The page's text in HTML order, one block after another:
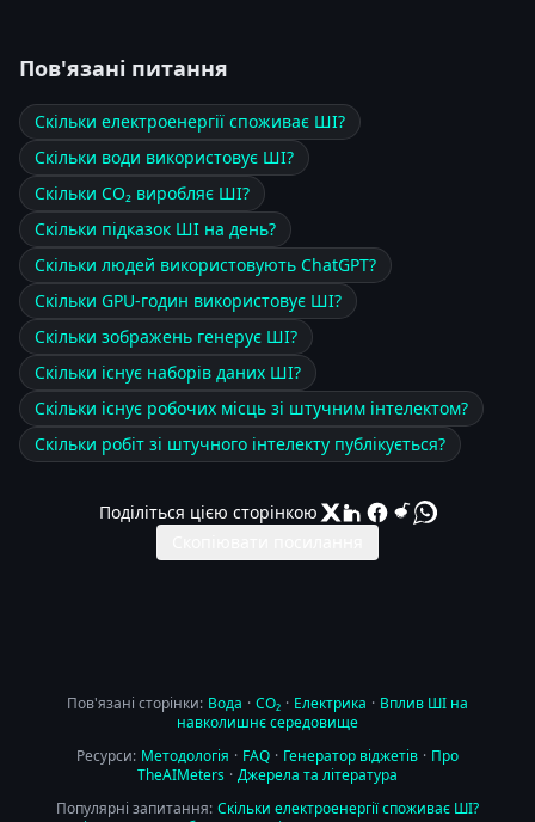
Пов'язані питання
Скільки електроенергії споживає ШІ?
Скільки води використовує ШІ?
Скільки CO₂ виробляє ШІ?
Скільки підказок ШІ на день?
Скільки людей використовують ChatGPT?
Скільки GPU-годин використовує ШІ?
Скільки зображень генерує ШІ?
Скільки існує наборів даних ШІ?
Скільки існує робочих місць зі штучним інтелектом?
Скільки робіт зі штучного інтелекту публікується?
Поділіться цією сторінкою
Пов'язані сторінки: Вода · CO₂ · Електрика · Вплив ШІ на
навколишнє середовище
Ресурси: Методологія · FAQ · Генератор віджетів · Про
TheAIMeters · Джерела та література
Популярні запитання: Скільки електроенергії споживає ШІ?